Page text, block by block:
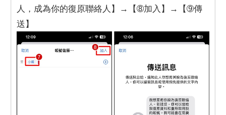
人，成為你的復原聯絡人】→【➇加入】→【➈傳
送】